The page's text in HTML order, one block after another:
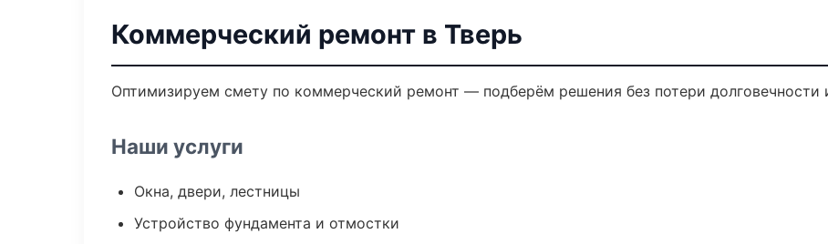
Коммерческий ремонт в Тверь
Оптимизируем смету по коммерческий ремонт — подберём решения без потери долговечности
Наши услуги
Окна, двери, лестницы
Устройство фундамента и отмостки